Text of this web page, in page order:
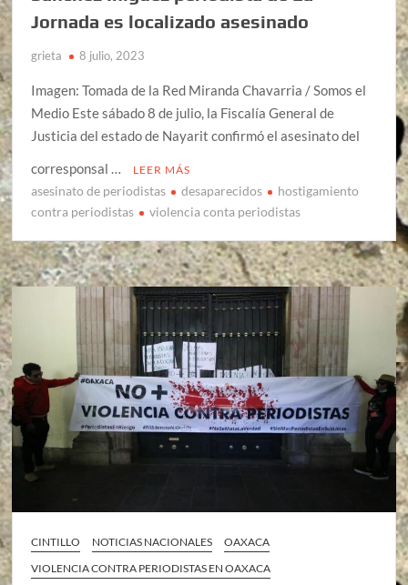
Jornada es localizado asesinado
grieta 8 julio, 2023
Imagen: Tomada de la Red Miranda Chavarria / Somos el
Medio Este sábado 8 de julio, la Fiscalía General de
Justicia del estado de Nayarit confirmó el asesinato del
corresponsal …
LEER MÁS
asesinato de periodistas desaparecidos
hostigamiento
contra periodistas
violencia conta periodistas
CINTILLO NOTICIAS NACIONALES
OAXACA
VIOLENCIA CONTRA PERIODISTAS EN OAXACA